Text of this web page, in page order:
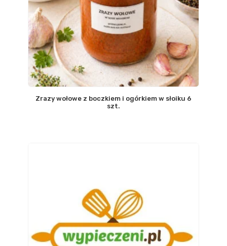
Zrazy wołowe z boczkiem i ogórkiem w słoiku 6
szt.